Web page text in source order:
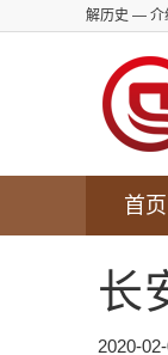
解历史 — 介
首页
长
2020-